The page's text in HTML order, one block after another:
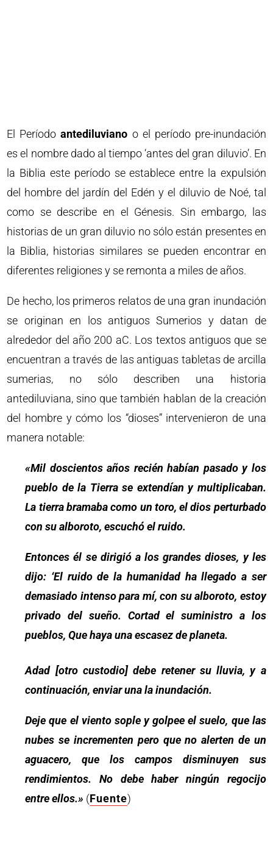
El Períodoantediluviano o el período pre-inundación
es el nombre dado al tiempo ‘antes del gran diluvio’. En
la Biblia este período se establece entre la expulsión
del hombre del jardín del Edén y el diluvio de Noé, tal
como se describe en el Génesis. Sin embargo, las
historias de un gran diluvio no sólo están presentes en
la Biblia, historias similares se pueden encontrar en
diferentes religiones y se remonta a miles de años.
De hecho, los primeros relatos de una gran inundación
se originan en los antiguos Sumerios y datan de
alrededor del año 200 aC. Los textos antiguos que se
encuentran a través de las antiguas tabletas de arcilla
sumerias, no sólo describen una historia
antediluviana, sino que también hablan de la creación
del hombre y cómo los “dioses” intervenieron de una
manera notable:
«Mil doscientos años recién habían pasado y los
pueblo de la Tierra se extendían y multiplicaban.
La tierra bramaba como un toro, el dios perturbado
con su alboroto, escuchó el ruido.
Entonces él se dirigió a los grandes dioses, y les
dijo: ‘El ruido de la humanidad ha llegado a ser
demasiado intenso para mí, con su alboroto, estoy
privado del sueño. Cortad el suministro a los
pueblos, Que haya una escasez de planeta.
Adad [otro custodio] debe retener su lluvia, y a
continuación, enviar una la inundación.
Deje que el viento sople y golpee el suelo, que las
nubes se incrementen pero que no alerten de un
aguacero, que los campos disminuyen sus
rendimientos. No debe haber ningún regocijo
entre ellos.» (Fuente)